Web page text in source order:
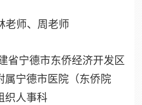
老师、周老师
省宁德市东侨经济开发区
属宁德市医院（东侨院
织人事科